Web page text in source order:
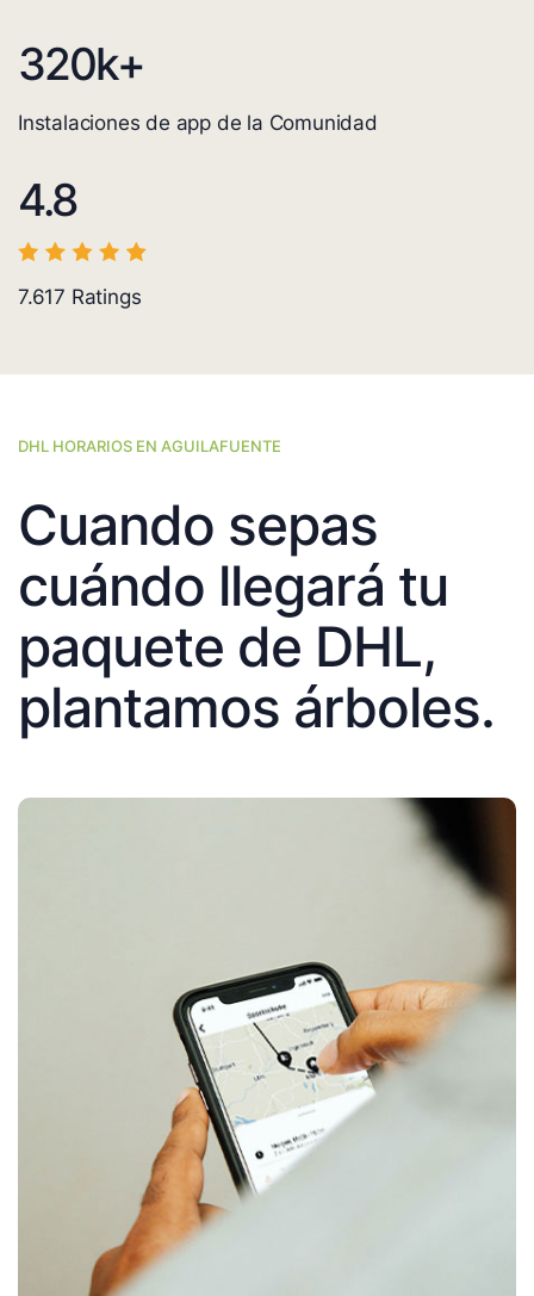
320k+
Instalaciones de app de la Comunidad
4.8
7.617 Ratings
DHL HORARIOS EN AGUILAFUENTE
Cuando sepas
cuándo llegará tu
paquete de DHL,
plantamos árboles.